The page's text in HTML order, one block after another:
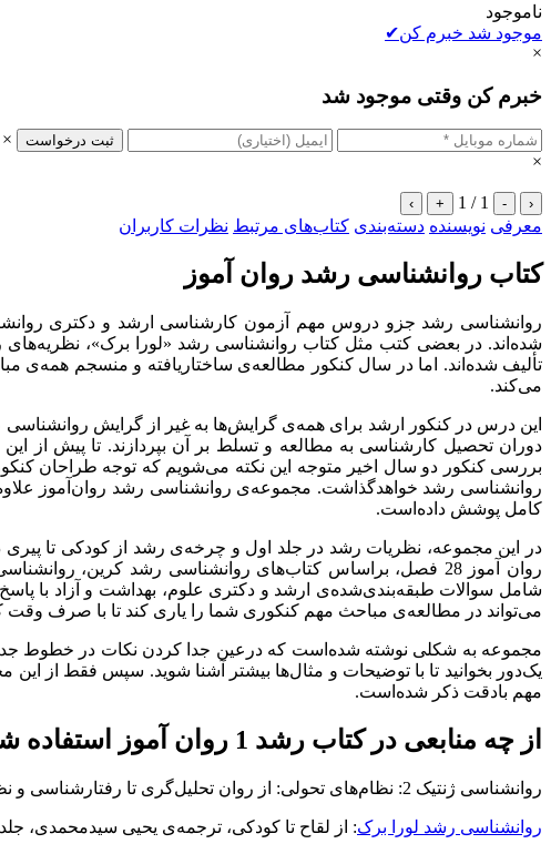
ناموجود
موجود شد خبرم کن✔
×
خبرم کن وقتی موجود شد
ثبت درخواست
×
×
‹
-
1 / 1
+
›
معرفی نویسنده دسته‌بندی کتاب‌های مرتبط نظرات کاربران
کتاب روانشناسی رشد روان آموز
روانشناسی رشد جزو دروس مهم آزمون کارشناسی ارشد و دکتری
شده‌اند. در بعضی کتب مثل کتاب روانشناسی رشد «لورا برک»،
تألیف شده‌اند. اما در سال کنکور مطالعه‌ی ساختاریافته و منسجم همه‌ی
می‌کند.
دوران تحصیل کارشناسی به مطالعه و تسلط بر آن بپردازند. تا پیش از
کامل پوشش داده‌است.
می‌تواند در مطالعه‌ی مباحث مهم کنکوری شما را یاری کند تا با صرف
مجموعه به شکلی نوشته شده‌است که درعین جدا کردن نکات در خطوط
یک‌دور بخوانید تا با توضیحات و مثال‌ها بیشتر آشنا شوید. سپس فقط از
مهم بادقت ذکر شده‌‌است.
از چه منابعی در کتاب رشد 1 روان آموز استفاده شده است؟
روانشناسی ژنتیک 2: نظام‌های تحولی: از روان تحلیل‌گری تا رفتارشناسی و نظام‌های عینی دادستان، پریرخ و منصور
روانشناسی رشد لورا برک: از لقاح تا کودکی، ترجمه‌ی یحیی سیدمحمدی،